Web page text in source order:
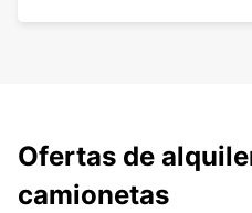
Ofertas de
camionetas